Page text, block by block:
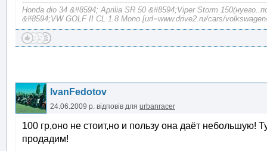
Honda dio 34 &#8594; Aprilia SR 50 &#8594;Viper Storm
&#8594;VW GOLF II CL 1.8 Mono [url=www.drive2.ru/cars/
IvanFedotov
24.06.2009 р. відповів для urbanracer
100 гр,оно не стоит,но и пользу она даёт небольшую!
продадим!